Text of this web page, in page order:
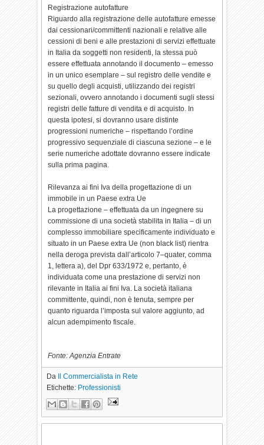
Registrazione autofatture
Riguardo alla registrazione delle autofatture emesse
dai cessionari/committenti nazionali e relative alle
cessioni di beni e alle prestazioni di servizi effettuate
in Italia da soggetti non residenti, la stessa può
essere effettuata annotando il documento – emesso
in un unico esemplare – sul registro delle vendite e
su quello degli acquisti, utilizzando dei registri
sezionali, ovvero annotando i documenti sugli stessi
registri delle fatture di vendita e di acquisto. In
questa ipotesi, si dovranno usare distinte
progressioni numeriche – rispettando l’ordine
progressivo sequenziale di ciascuna sezione – e le
serie numeriche adottate dovranno essere indicate
sulla prima pagina.
Rilevanza ai fini Iva della progettazione di un
immobile in un Paese extra Ue
La progettazione – effettuata da un ingegnere su
commissione di una società stabilita in Italia – di un
complesso immobiliare specificamente individuato e
situato in un Paese extra Ue (non black list) rientra
nella deroga prevista dall’articolo 7–quater, comma
1, lettera a), del Dpr 633/1972 e, pertanto, è
individuata come una prestazione di servizi non
rilevante in Italia ai fini Iva. La società italiana
committente, quindi, non è tenuta, sempre per
quanto riguarda l’imposta sul valore aggiunto, ad
alcun adempimento fiscale.
Fonte: Agenzia Entrate
Da
Il Commercialista in Rete
Etichette: Professionisti